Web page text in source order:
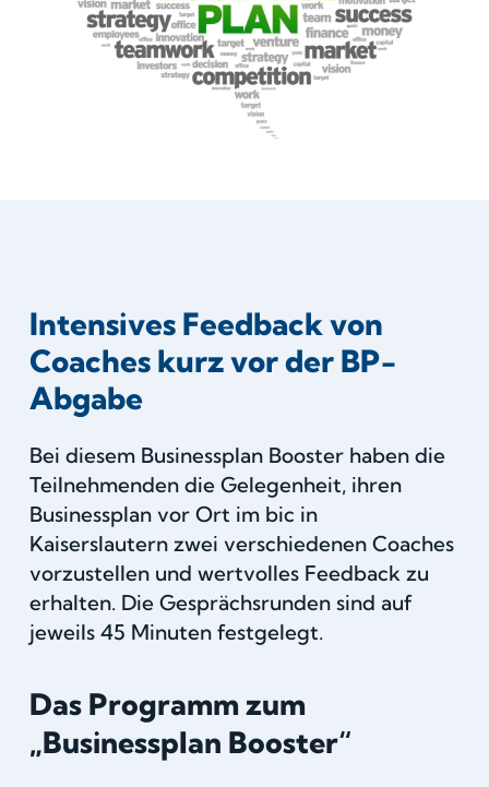
Intensives Feedback von
Coaches kurz vor der BP-
Abgabe
Bei diesem Businessplan Booster haben die
Teilnehmenden die Gelegenheit, ihren
Businessplan vor Ort im bic in
Kaiserslautern zwei verschiedenen Coaches
vorzustellen und wertvolles Feedback zu
erhalten. Die Gesprächsrunden sind auf
jeweils 45 Minuten festgelegt.
Das Programm zum
„Businessplan Booster“